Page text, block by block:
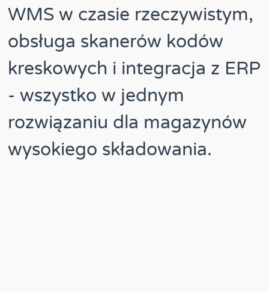
WMS w czasie rzeczywistym,
obsługa skanerów kodów
kreskowych i integracja z ERP
- wszystko w jednym
rozwiązaniu dla magazynów
wysokiego składowania.